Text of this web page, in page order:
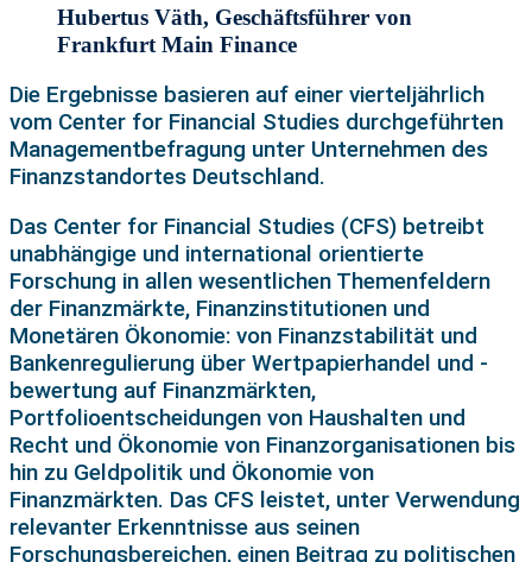
Hubertus Väth, Geschäftsführer von
Frankfurt Main Finance
Die Ergebnisse basieren auf einer vierteljährlich
vom Center for Financial Studies durchgeführten
Managementbefragung unter Unternehmen des
Finanzstandortes Deutschland.
Das Center for Financial Studies (CFS) betreibt
unabhängige und international orientierte
Forschung in allen wesentlichen Themenfeldern
der Finanzmärkte, Finanzinstitutionen und
Monetären Ökonomie: von Finanzstabilität und
Bankenregulierung über Wertpapierhandel und -
bewertung auf Finanzmärkten,
Portfolioentscheidungen von Haushalten und
Recht und Ökonomie von Finanzorganisationen bis
hin zu Geldpolitik und Ökonomie von
Finanzmärkten. Das CFS leistet, unter Verwendung
relevanter Erkenntnisse aus seinen
Forschungsbereichen, einen Beitrag zu politischen